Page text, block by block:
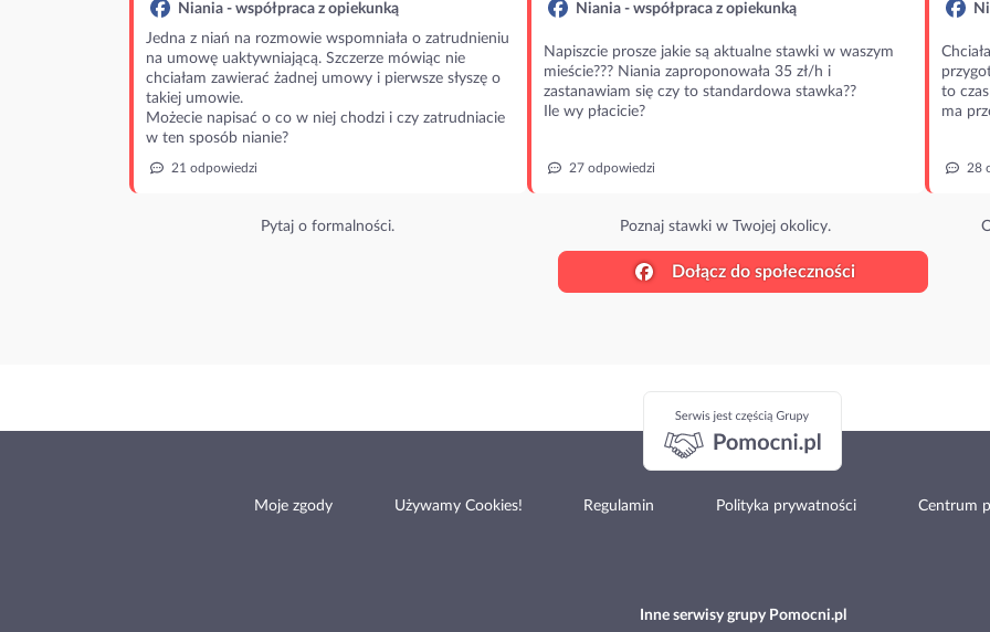
Niania - współpraca z opiekunką
Jedna z niań na rozmowie wspomniała o zatrudnieniu
na umowę uaktywniającą. Szczerze mówiąc nie
chciałam zawierać żadnej umowy i pierwsze słyszę o
takiej umowie.
Możecie napisać o co w niej chodzi i czy zatrudniacie
w ten sposób nianie?
21 odpowiedzi
Pytaj o formalności.
Niania - współpraca z opiekunką
Napiszcie prosze jakie są aktualne stawki w waszym
mieście??? Niania zaproponowała 35 zł/h i
zastanawiam się czy to standardowa stawka??
Ile wy płacicie?
27 odpowiedzi
Poznaj stawki w Twojej okolicy.
to
ma
28
Dołącz do społeczności
Moje zgody Używamy Cookies! Regulamin Polityka prywatności Centrum
Inne serwisy grupy Pomocni.pl